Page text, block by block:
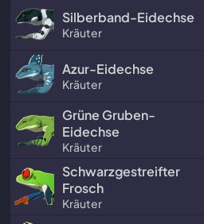
Silberband-Eidechse
Kräuter
Azur-Eidechse
Kräuter
Grüne Gruben-
Eidechse
Kräuter
Schwarzgestreifter
Frosch
Kräuter